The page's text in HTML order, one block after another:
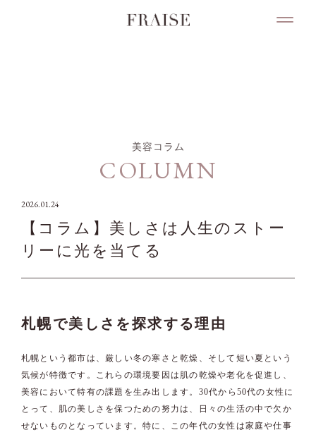
美容コラム
COLUMN
2026.01.24
【コラム】美しさは人生のストー
リーに光を当てる
札幌で美しさを探求する理由
札幌という都市は、厳しい冬の寒さと乾燥、そして短い夏という
気候が特徴です。これらの環境要因は肌の乾燥や老化を促進し、
美容において特有の課題を生み出します。30代から50代の女性に
とって、肌の美しさを保つための努力は、日々の生活の中で欠か
せないものとなっています。特に、この年代の女性は家庭や仕事